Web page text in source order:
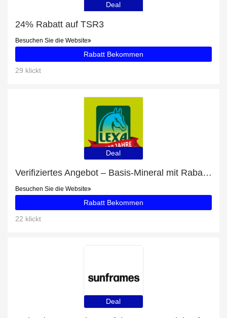
Deal
24% Rabatt auf TSR3
Besuchen Sie die Website
Rabatt Bekommen
29 klickt
Deal
Verifiziertes Angebot – Basis-Mineral mit Rabatten von bis zu 18%
Besuchen Sie die Website
Rabatt Bekommen
22 klickt
Deal